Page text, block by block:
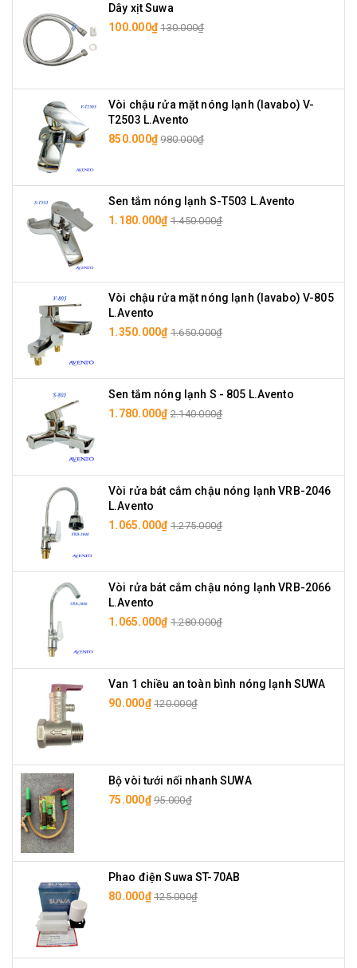
Dây xịt Suwa
100.000₫ 130.000₫
Vòi chậu rửa mặt nóng lạnh (lavabo) V-
T2503 L.Avento
850.000₫ 980.000₫
Sen tắm nóng lạnh S-T503 L.Avento
1.180.000₫ 1.450.000₫
Vòi chậu rửa mặt nóng lạnh (lavabo) V-805
L.Avento
1.350.000₫ 1.650.000₫
Sen tắm nóng lạnh S - 805 L.Avento
1.780.000₫ 2.140.000₫
Vòi rửa bát cắm chậu nóng lạnh VRB-2046
L.Avento
1.065.000₫ 1.275.000₫
Vòi rửa bát cắm chậu nóng lạnh VRB-2066
L.Avento
1.065.000₫ 1.280.000₫
Van 1 chiều an toàn bình nóng lạnh SUWA
90.000₫ 120.000₫
Bộ vòi tưới nối nhanh SUWA
75.000₫ 95.000₫
Phao điện Suwa ST-70AB
80.000₫ 125.000₫